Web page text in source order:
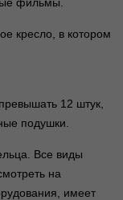
кресло, в котором
12 штук,
подушки.
Все виды
на
имеет